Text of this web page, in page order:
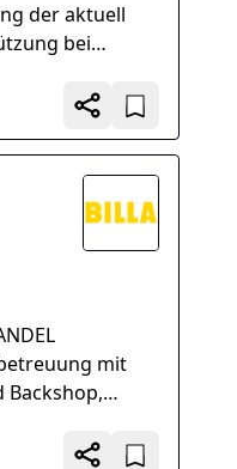
der aktuell
bei
mit
Backshop,